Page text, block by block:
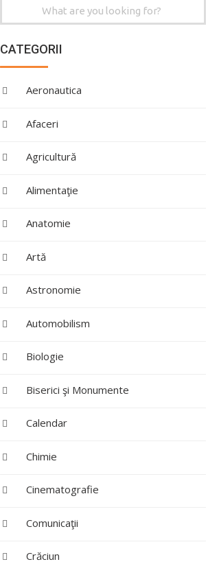
Search
CATEGORII
Aeronautica
Afaceri
Agricultură
Alimentaţie
Anatomie
Artă
Astronomie
Automobilism
Biologie
Biserici şi Monumente
Calendar
Chimie
Cinematografie
Comunicaţii
Crăciun